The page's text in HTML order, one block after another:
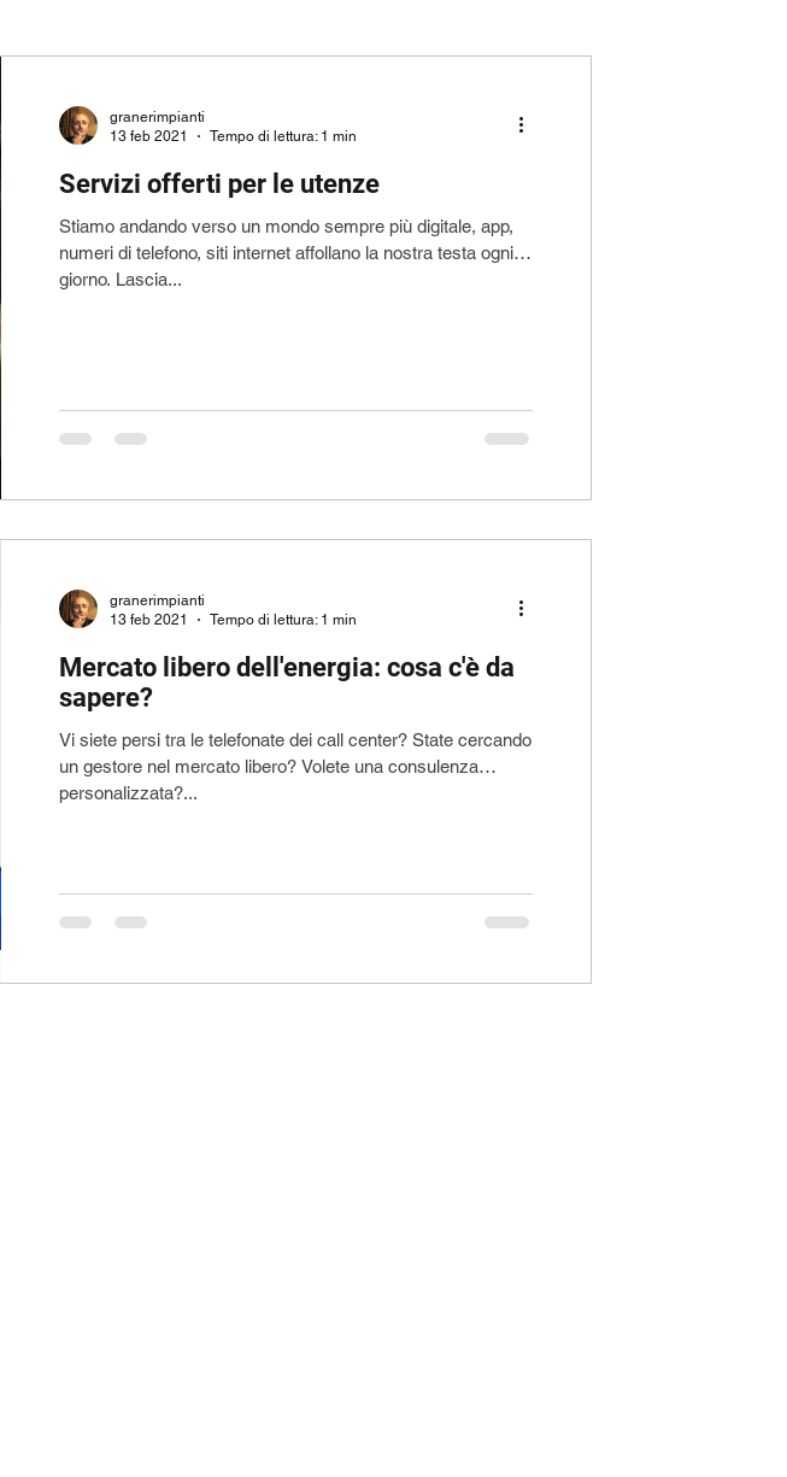
granerimpianti
13 feb 2021
Tempo di lettura: 1 min
Servizi offerti per le utenze
Stiamo andando verso un mondo sempre più digitale, app,
numeri di telefono, siti internet affollano la nostra testa ogni
giorno. Lascia...
granerimpianti
13 feb 2021
Tempo di lettura: 1 min
Mercato libero dell'energia: cosa c'è da
sapere?
Vi siete persi tra le telefonate dei call center? State cercando
un gestore nel mercato libero? Volete una consulenza
personalizzata?...